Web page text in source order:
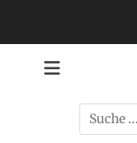
Suchen
nach: